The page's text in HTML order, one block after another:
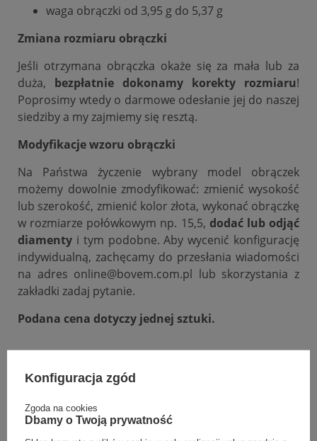
waga obrączki od 3,95 g do 5,37 g
Zmiana rozmiaru obrączki
Jeśli otrzymana obrączka okaże się za mała lub za
duża, bezpłatnie dokonamy korekty rozmiaru!
Poprosimy wtedy o darmowe odesłanie jej do naszej
siedziby a my zajmiemy się resztą.
Modyfikacje wzoru obrączki
Na Państwa życzenie wybrany model obrączek
możemy dowolnie zmodyfikować: zmienić wysokość
lub szerokość, zmienić kolor złota, wykonać obrączkę
w rozmiarze połówkowym np. 15,5, dodać lub odjąć
diamenty i tym podobne. Aby wycenić konfigurację
indywidualną, zachęcamy do przesłania wiadomości
na adres online@bovem.com.pl lub skorzystania z
zakładki zadaj pytanie.
Podana cena dotyczy jednej sztuki.
OPINIE (0)
GWARANCJA
Konfiguracja zgód
Zgoda na cookies
Dbamy o Twoją prywatność